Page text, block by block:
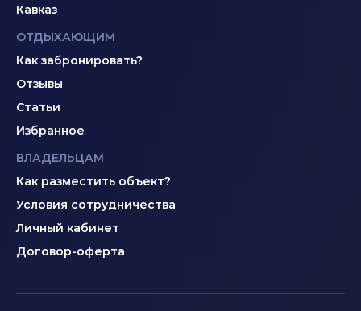
Кавказ
ОТДЫХАЮЩИМ
Как забронировать?
Отзывы
Статьи
Избранное
ВЛАДЕЛЬЦАМ
Как разместить объект?
Условия сотрудничества
Личный кабинет
Договор-оферта